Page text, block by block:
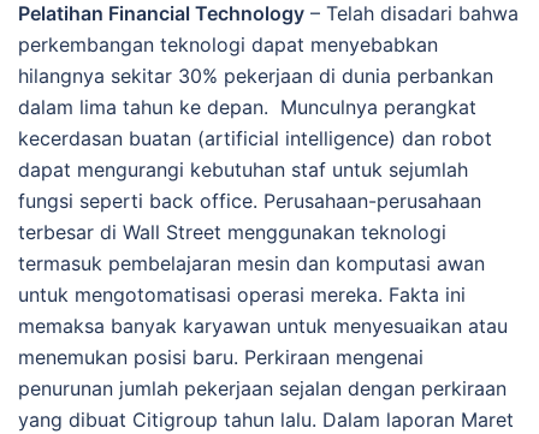
Pelatihan Financial Technology – Telah disadari bahwa
perkembangan teknologi dapat menyebabkan
hilangnya sekitar 30% pekerjaan di dunia perbankan
dalam lima tahun ke depan. Munculnya perangkat
kecerdasan buatan (artificial intelligence) dan robot
dapat mengurangi kebutuhan staf untuk sejumlah
fungsi seperti back office. Perusahaan-perusahaan
terbesar di Wall Street menggunakan teknologi
termasuk pembelajaran mesin dan komputasi awan
untuk mengotomatisasi operasi mereka. Fakta ini
memaksa banyak karyawan untuk menyesuaikan atau
menemukan posisi baru. Perkiraan mengenai
penurunan jumlah pekerjaan sejalan dengan perkiraan
yang dibuat Citigroup tahun lalu. Dalam laporan Maret